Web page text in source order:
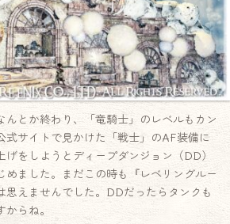
んとか終わり、「竜騎士」のレベルもカン
式サイトで見かけた「戦士」のAF装備に
をしようとディープダンジョン（DD）
めました。まだこの時も『レベリングルー
思えませんでした。DDだったらタンクも
らね。